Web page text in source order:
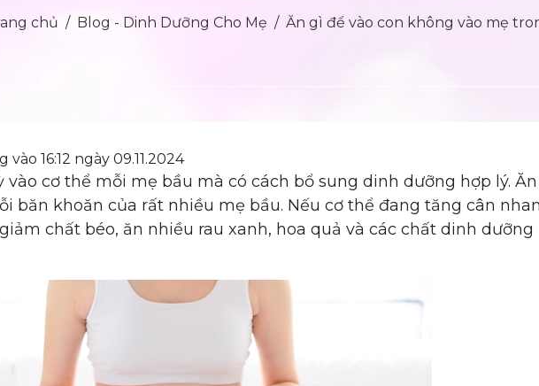
chủ Blog - Dinh Dưỡng Cho Mẹ Ăn gì để vào con không vào mẹ
vào 16:12 ngày 09.11.2024
cơ thể mỗi mẹ bầu mà có cách bổ sung dinh dưỡng hợp lý.
băn khoăn của rất nhiều mẹ bầu. Nếu cơ thể đang tăng cân
chất béo, ăn nhiều rau xanh, hoa quả và các chất dinh dưỡng